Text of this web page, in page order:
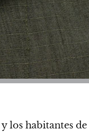
y los habitantes de